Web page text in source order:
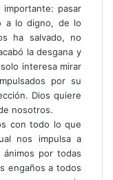
pasar
a lo digno, de lo
ha salvado, no
la desgana y
interesa mirar
por su
Dios quiere
nosotros.
con todo lo que
nos impulsa a
ánimos por todas
engaños a todos